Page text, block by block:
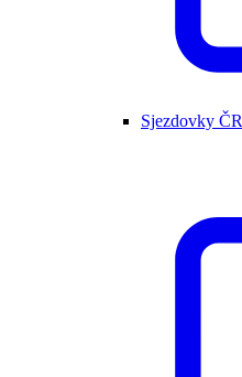
Sjezdovky ČR